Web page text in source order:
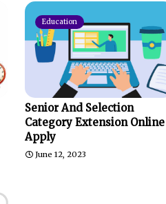
Education
Senior And Selection
Category Extension Online
Apply
June 12, 2023